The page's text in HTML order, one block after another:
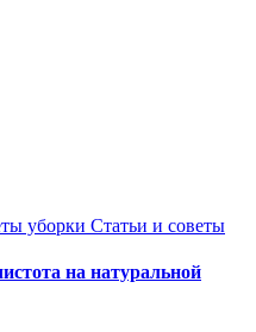
уборки Статьи и советы
на натуральной